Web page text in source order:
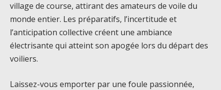
village de course, attirant des amateurs de voile du
monde entier. Les préparatifs, l’incertitude et
l’anticipation collective créent une ambiance
électrisante qui atteint son apogée lors du départ des
voiliers.
Laissez-vous emporter par une foule passionnée,